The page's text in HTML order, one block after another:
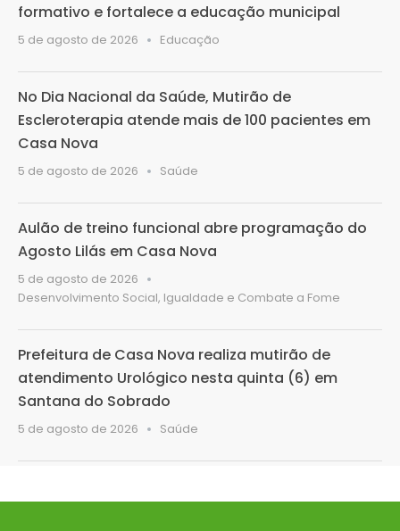
formativo e fortalece a educação municipal
5 de agosto de 2026 Educação
No Dia Nacional da Saúde, Mutirão de
Escleroterapia atende mais de 100 pacientes em
Casa Nova
5 de agosto de 2026 Saúde
Aulão de treino funcional abre programação do
Agosto Lilás em Casa Nova
5 de agosto de 2026
Desenvolvimento Social, Igualdade e Combate a Fome
Prefeitura de Casa Nova realiza mutirão de
atendimento Urológico nesta quinta (6) em
Santana do Sobrado
5 de agosto de 2026 Saúde